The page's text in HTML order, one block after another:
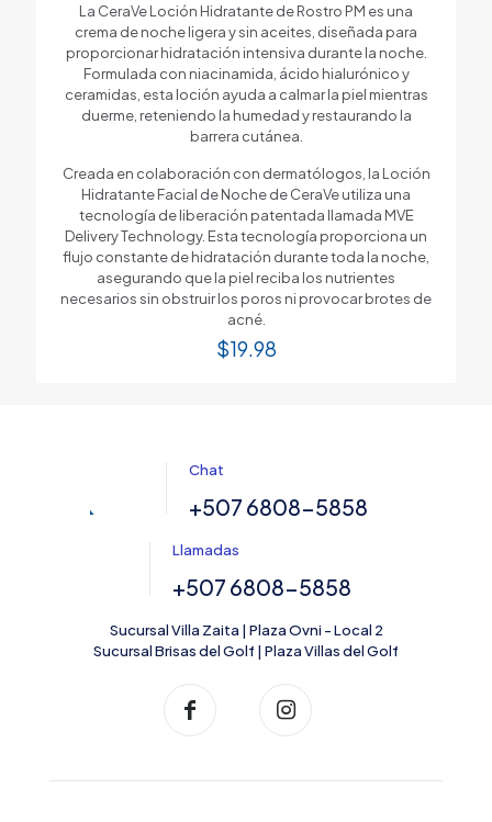
La CeraVe Loción Hidratante de Rostro PM es una
crema de noche ligera y sin aceites, diseñada para
proporcionar hidratación intensiva durante la noche.
Formulada con niacinamida, ácido hialurónico y
ceramidas, esta loción ayuda a calmar la piel mientras
duerme, reteniendo la humedad y restaurando la
barrera cutánea.
Creada en colaboración con dermatólogos, la Loción
Hidratante Facial de Noche de CeraVe utiliza una
tecnología de liberación patentada llamada MVE
Delivery Technology. Esta tecnología proporciona un
flujo constante de hidratación durante toda la noche,
asegurando que la piel reciba los nutrientes
necesarios sin obstruir los poros ni provocar brotes de
acné.
$19.98
Chat
+507 6808-5858
Llamadas
+507 6808-5858
Sucursal Villa Zaita | Plaza Ovni - Local 2
Sucursal Brisas del Golf | Plaza Villas del Golf